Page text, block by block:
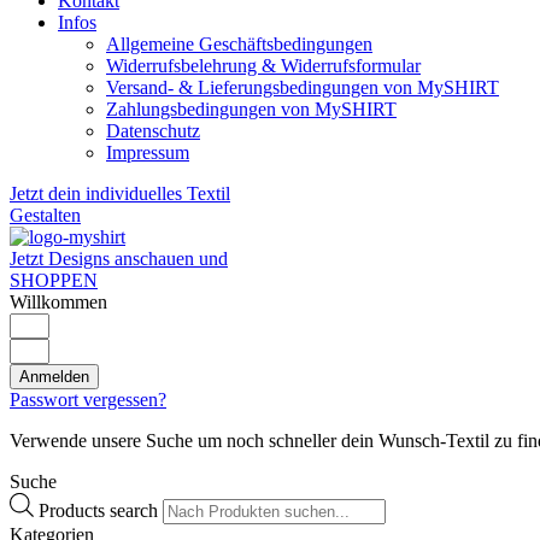
Infos
Allgemeine Geschäftsbedingungen
Widerrufsbelehrung & Widerrufsformular
Versand- & Lieferungsbedingungen von MySHIRT
Zahlungsbedingungen von MySHIRT
Datenschutz
Impressum
Jetzt dein individuelles Textil
Gestalten
Jetzt Designs anschauen und
SHOPPEN
Willkommen
Anmelden
Passwort vergessen?
Verwende unsere Suche um noch schneller dein Wunsch-Textil zu
Suche
Products search
Kategorien